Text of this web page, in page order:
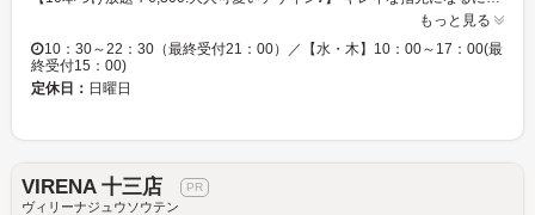
もっと見る
10：30～22：30（最終受付21：00）／【水・木】10：00～17：00(最
終受付15：00)
定休日： 日曜日
VIRENA 十三店
ヴィリーナジュウソウテン